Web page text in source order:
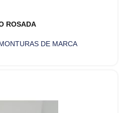
ROSADA
DE MARCA